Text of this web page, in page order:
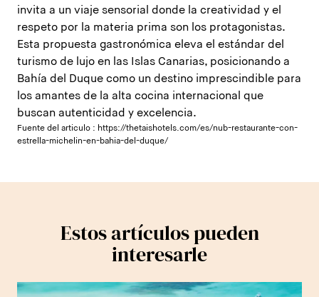
invita a un viaje sensorial donde la creatividad y el
respeto por la materia prima son los protagonistas.
Esta propuesta gastronómica eleva el estándar del
turismo de lujo en las Islas Canarias, posicionando a
Bahía del Duque como un destino imprescindible para
los amantes de la alta cocina internacional que
buscan autenticidad y excelencia.
Fuente del articulo : https://thetaishotels.com/es/nub-restaurante-con-
estrella-michelin-en-bahia-del-duque/
Estos artículos pueden
interesarle